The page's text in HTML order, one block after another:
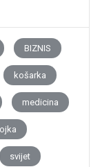
BIZNIS
košarka
medicina
svijet